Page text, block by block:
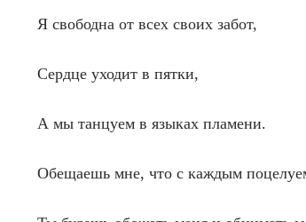
Я свободна от всех своих забот,
Сердце уходит в пятки,
А мы танцуем в языках пламени.
Обещаешь мне, что с каждым